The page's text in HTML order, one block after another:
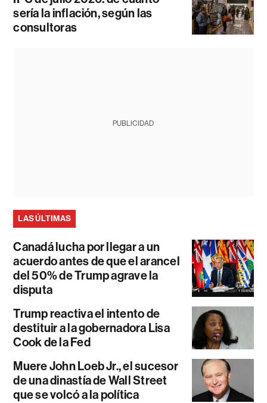
sería la inflación, según las
consultoras
PUBLICIDAD
LAS ÚLTIMAS
Canadá lucha por llegar a un
acuerdo antes de que el arancel
del 50% de Trump agrave la
disputa
Trump reactiva el intento de
destituir a la gobernadora Lisa
Cook de la Fed
Muere John Loeb Jr., el sucesor
de una dinastía de Wall Street
que se volcó a la política